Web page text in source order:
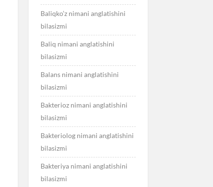
Baliqko’z nimani anglatishini
bilasizmi
Baliq nimani anglatishini
bilasizmi
Balans nimani anglatishini
bilasizmi
Bakterioz nimani anglatishini
bilasizmi
Bakteriolog nimani anglatishini
bilasizmi
Bakteriya nimani anglatishini
bilasizmi